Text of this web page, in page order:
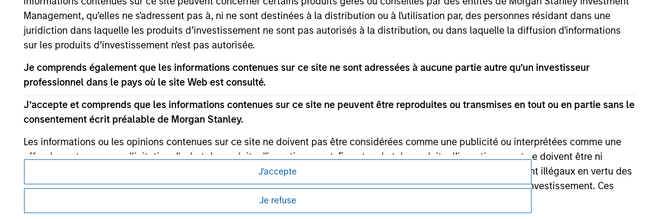
Management, qu’elles ne s'adressent pas à, ni ne sont destinées à la distribution ou à l'utilisation par, des personnes résidant dans une
juridiction dans laquelle les produits d’investissement ne sont pas autorisés à la distribution, ou dans laquelle la diffusion d'informations
sur les produits d’investissement n'est pas autorisée.
Je comprends également que les informations contenues sur ce site ne sont adressées à aucune partie autre qu’un investisseur
professionnel dans le pays où le site Web est consulté.
J’accepte et comprends que les informations contenues sur ce site ne peuvent être reproduites ou transmises en tout ou en partie sans le
consentement écrit préalable de Morgan Stanley.
Les informations ou les opinions contenues sur ce site ne doivent pas être considérées comme une publicité ou interprétées comme une
offre de vente ou une sollicitation d'achat de produits d'investissement. En outre, de tels produits d’investissement ne doivent être ni
proposés ni vendus à toute personne d’une juridiction dans laquelle de tels offre, sollicitation, achat ou vente seraient illégaux en vertu des
lois de ladite juridiction. Tous les produits d’investissement sont soumis à des restrictions détaillées en lien avec l'investissement. Ces
restrictions sont précisées dans les prospectus relatifs à ces produits d'investissement.
J'accepte
Je refuse
monitoring by us of any information contained in any hyperlinked site. In no event shall we be responsible for the information contained on the site
or your use of such site.
Morgan Stanley
Ce document est une communication promotionnelle.
Les utilisateurs sont invités à prendre connaissance des Conditions d’utilisation avant d’engager toute
procédure, car celles-ci mentionnent des restrictions légales et réglementaires applicables à la diffusion
Confidentialité